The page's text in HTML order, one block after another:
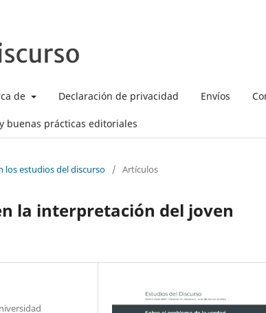
de Declaración de privacidad Envíos
buenas prácticas editoriales
los estudios del discurso / Artículos
la interpretación del joven